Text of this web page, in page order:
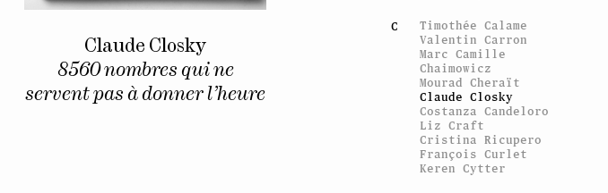
Claude Closky
8560 nombres qui ne
servent pas à donner l’heure
C
Timothée Calame
Valentin Carron
Marc Camille
Chaimowicz
Mourad Cheraït
Claude Closky
Costanza Candeloro
Liz Craft
Cristina Ricupero
François Curlet
Keren Cytter